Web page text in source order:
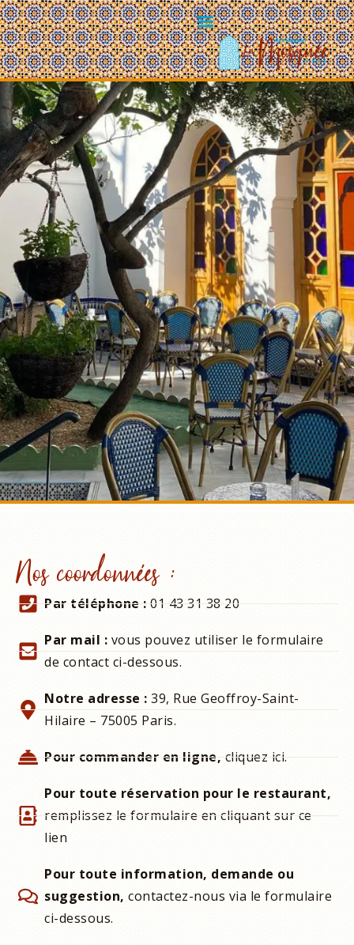
CONTACT
Nos coordonnées :
Par téléphone :01 43 31 38 20
Par mail : vous pouvez utiliser le formulaire
de contact ci-dessous.
Notre adresse : 39, Rue Geoffroy-Saint-
Hilaire – 75005 Paris.
Pour commander en ligne,cliquez ici.
Pour toute réservation pour le restaurant,
remplissez le formulaire en cliquant sur ce
lien
Pour toute information, demande ou
suggestion, contactez-nous via le formulaire
ci-dessous.